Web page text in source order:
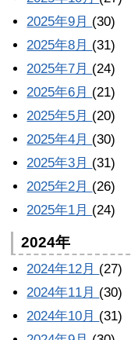
2025年9月 (30)
2025年8月 (31)
2025年7月 (24)
2025年6月 (21)
2025年5月 (20)
2025年4月 (30)
2025年3月 (31)
2025年2月 (26)
2025年1月 (24)
2024年
2024年12月 (27)
2024年11月 (30)
2024年10月 (31)